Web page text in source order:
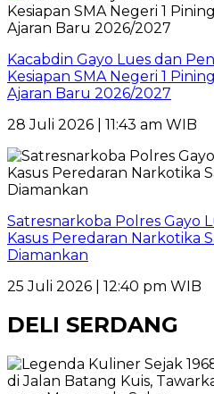
Kacabdin Gayo Lues dan
Kesiapan SMA Negeri 1
Ajaran Baru 2026/2027
28 Juli 2026 | 11:43 am WIB
Satresnarkoba Polres Gayo
Kasus Peredaran Narkotika
Diamankan
25 Juli 2026 | 12:40 pm WIB
DELI SERDANG